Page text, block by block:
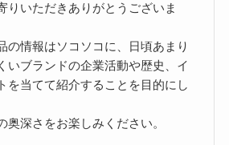
りいただきありがとうございま
の情報はソコソコに、日頃あまり
いブランドの企業活動や歴史、イ
を当てて紹介することを目的にし
奥深さをお楽しみください。